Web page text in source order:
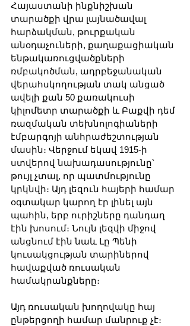
Հայաստանի ինքնիշխան
տարածքի վրա լայնածավալ
հարձակման, թուրքական
անօդաչուների, քաղաքացիական
ենթակառուցվածքների
ռմբակոծման, ադրբեջանական
վերահսկողության տակ անցած
ավելի քան 50 քառակուսի
կիլոմետր տարածքի և Բաքվի դեմ
ռազմական տեխնոլոգիաների
էմբարգոյի անհրաժեշտության
մասին։ Վերջում եկավ 1915-ի
ստվերով նախադասությունը՝
թույլ չտալ, որ պատմությունը
կրկնվի։ Այդ լեզուն հայերի համար
օգտակար կարող էր լինել այն
պահին, երբ ուրիշները դանդաղ
էին խոսում։ Նույն լեզվի միջով
անցնում էին նաև Լը Պենի
կուսակցության տարիներով
հավաքված ռուսական
համակրանքները։
Այդ ռուսական խողովակը հայ
ընթերցողի համար մանրուք չէ։